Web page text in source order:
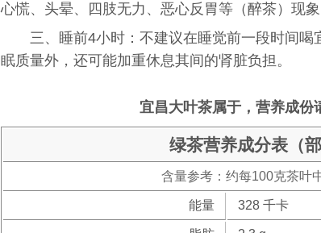
心慌、头晕、四肢无力、恶心反胃等（醉茶）现象
三、睡前4小时：不建议在睡觉前一段时间
眠质量外，还可能加重休息其间的肾脏负担。
宜昌大叶茶属于，营养成份
绿茶营养成分表（部
含量参考：约每100克茶叶
能量 328 千卡